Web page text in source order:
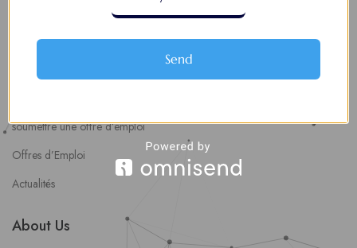
Espace Employeurs
soumettre une offre d’emploi
Offres d’Emploi
Actualités
About Us
Send